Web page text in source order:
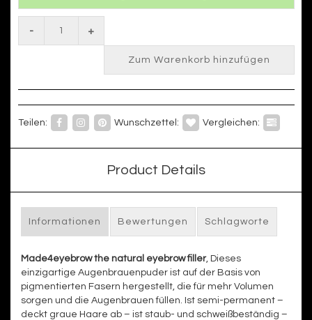
- +
Zum Warenkorb hinzufügen
Teilen: Wunschzettel: Vergleichen:
Product Details
Informationen Bewertungen Schlagworte
Made4eyebrow the natural eyebrow filler, Dieses
einzigartige Augenbrauenpuder ist auf der Basis von
pigmentierten Fasern hergestellt, die für mehr Volumen
sorgen und die Augenbrauen füllen. Ist semi-permanent –
deckt graue Haare ab – ist staub- und schweißbeständig –